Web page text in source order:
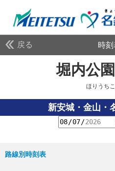
戻る 時刻
堀内公
ほりうち
新安城・金山・
路線別時刻表